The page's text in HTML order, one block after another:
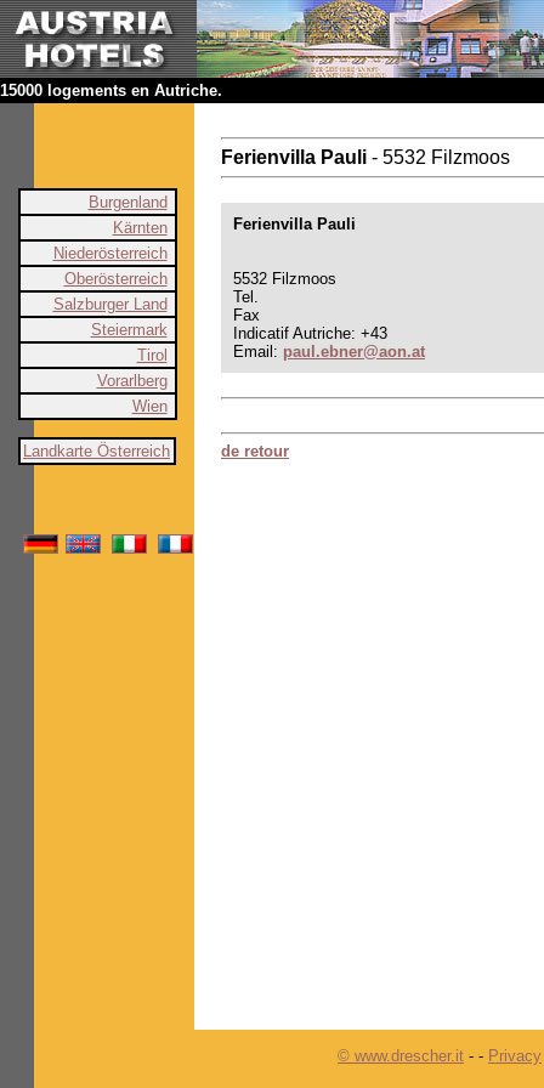
15000 logements en Autriche.
Burgenland
Kärnten
Niederösterreich
Oberösterreich
Salzburger Land
Steiermark
Tirol
Vorarlberg
Wien
Landkarte Österreich
Ferienvilla Pauli - 5532 Filzmoos
Ferienvilla Pauli
5532 Filzmoos
Tel.
Fax
Indicatif Autriche: +43
Email: paul.ebner@aon.at
de retour
© www.drescher.it - - Privacy